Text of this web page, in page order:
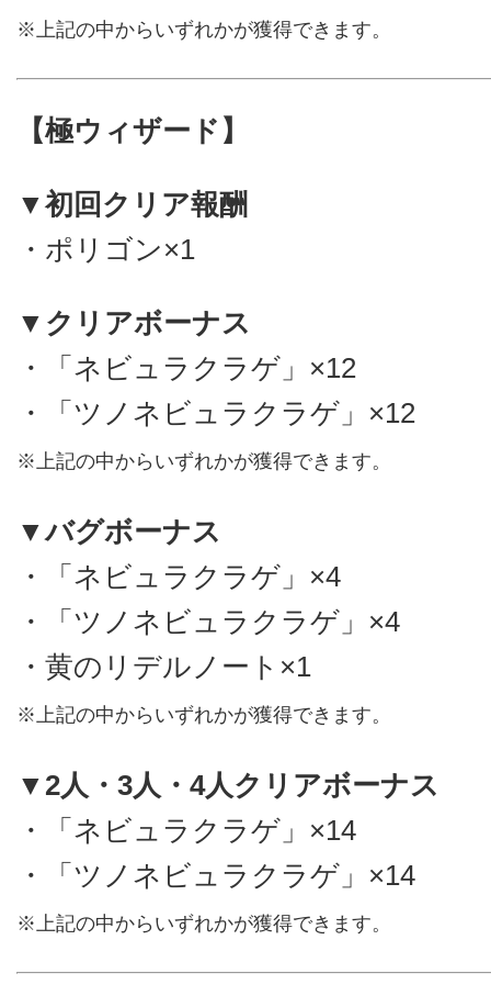
※上記の中からいずれかが獲得できます。
【極ウィザード】
▼初回クリア報酬
・ポリゴン×1
▼クリアボーナス
・「ネビュラクラゲ」×12
・「ツノネビュラクラゲ」×12
※上記の中からいずれかが獲得できます。
▼バグボーナス
・「ネビュラクラゲ」×4
・「ツノネビュラクラゲ」×4
・黄のリデルノート×1
※上記の中からいずれかが獲得できます。
▼2人・3人・4人クリアボーナス
・「ネビュラクラゲ」×14
・「ツノネビュラクラゲ」×14
※上記の中からいずれかが獲得できます。